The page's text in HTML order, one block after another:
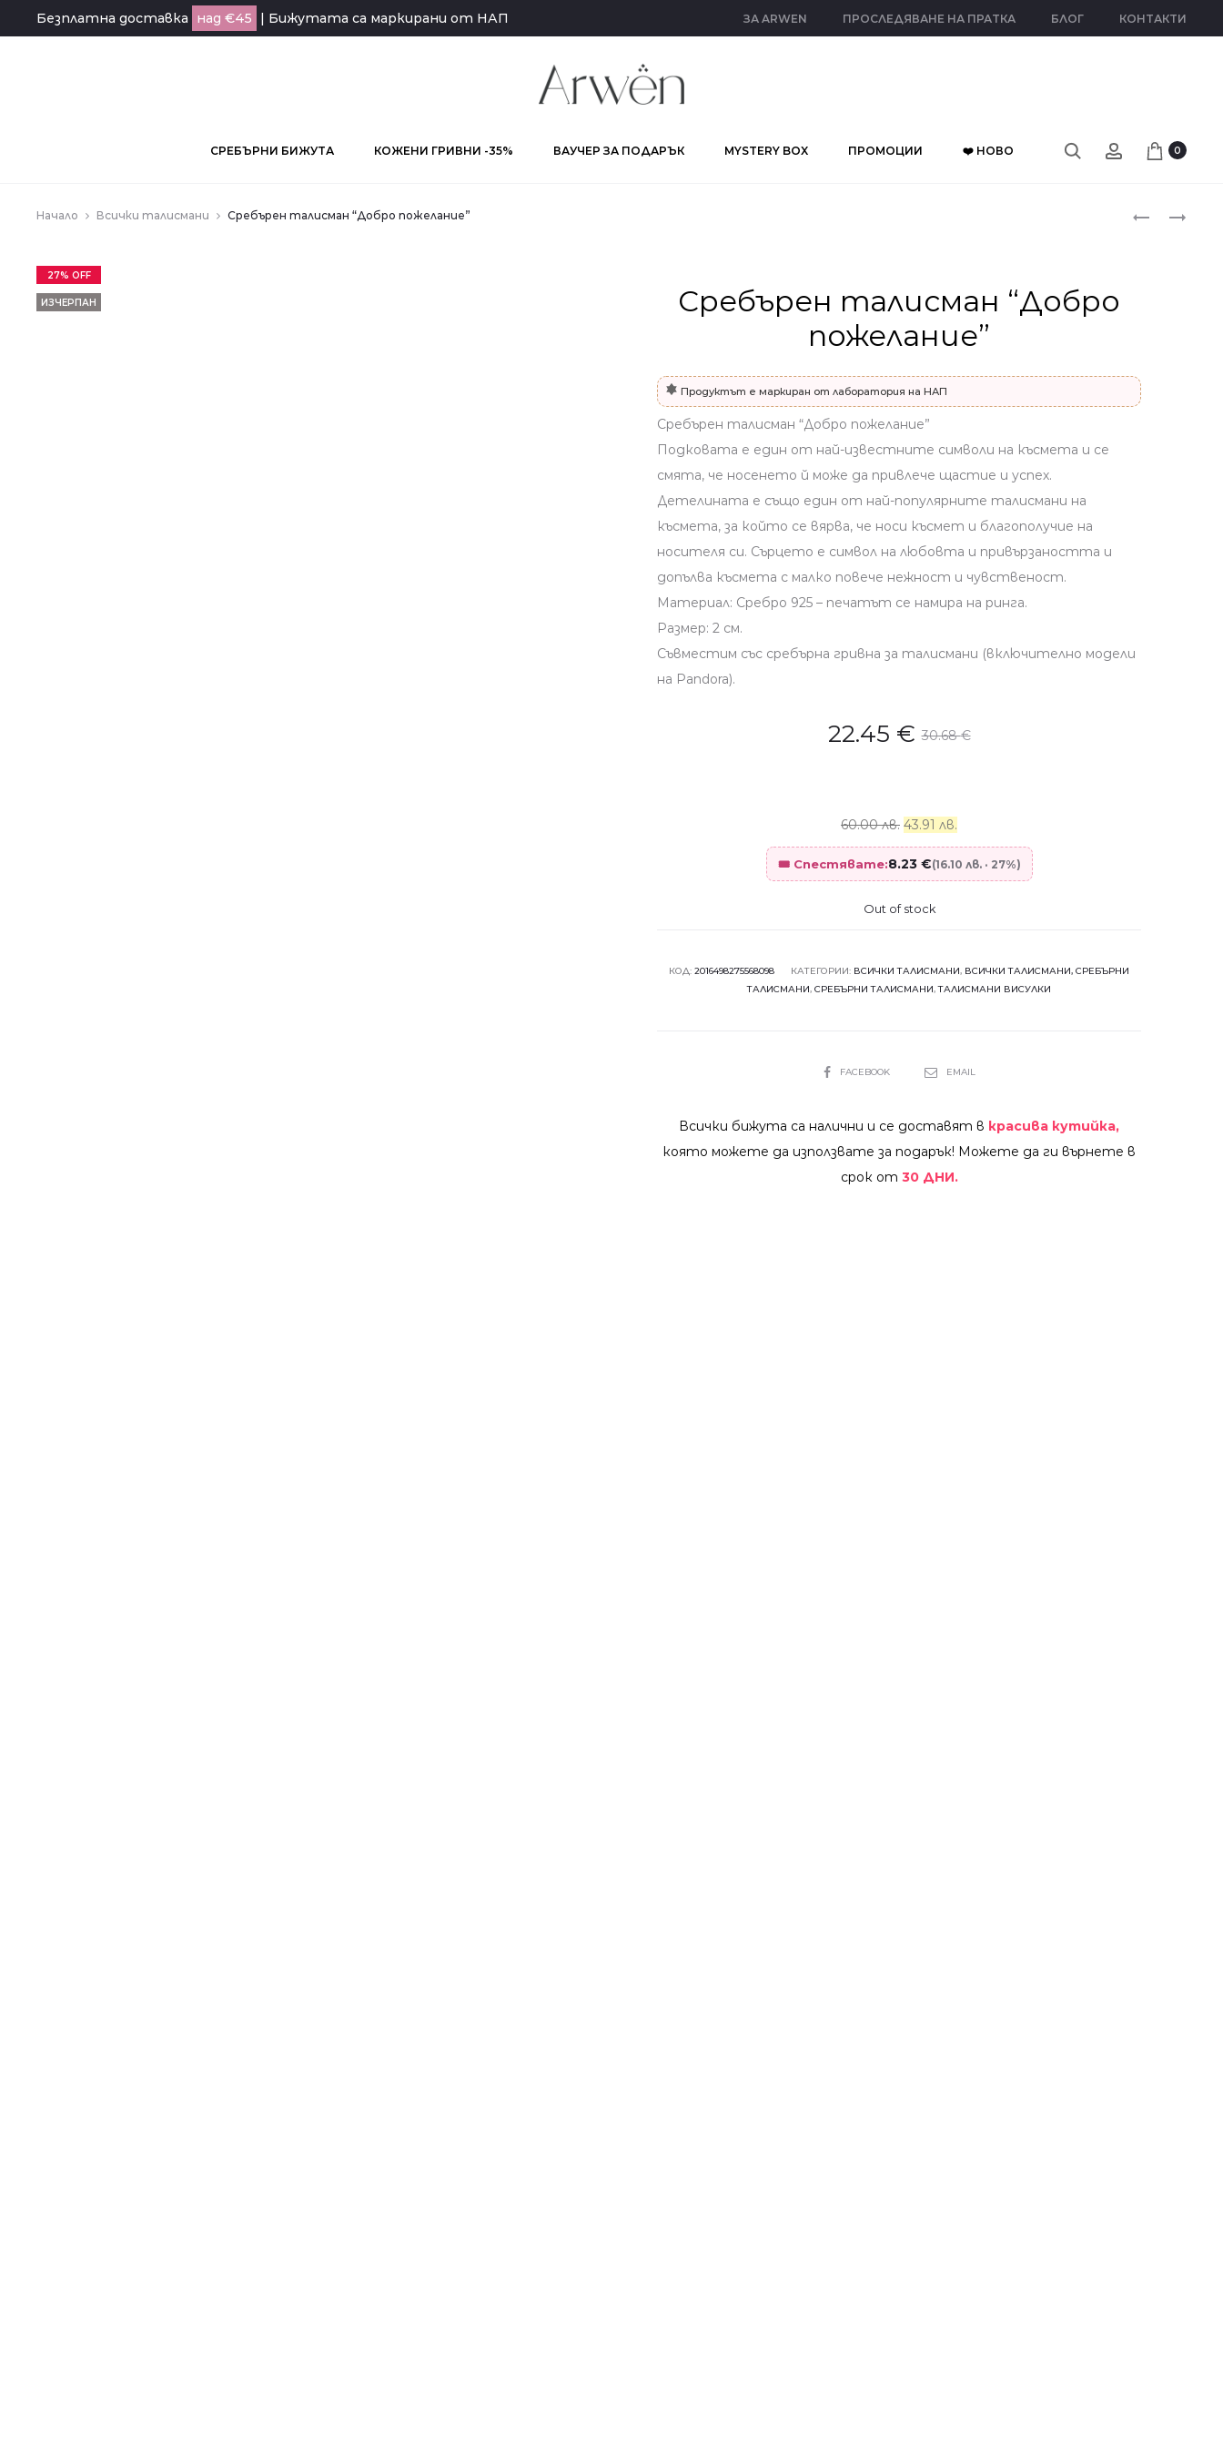
Безплатна доставка над €45 | Бижутата са маркирани от НАП ЗА ARWEN ПРОСЛЕДЯВАНЕ НА ПРАТКА БЛОГ КОНТАКТИ
СРЕБЪРНИ БИЖУТА КОЖЕНИ ГРИВНИ -35% ВАУЧЕР ЗА ПОДАРЪК MYSTERY BOX ПРОМОЦИИ ❤️ НОВО 0
СРЕБЪРЕН
СРЕБЪРЕН
Начало Всички талисмани Сребърен талисман “Добро пожелание”
27% OFF
ИЗЧЕРПАН
Сребърен талисман “Добро
пожелание”
Продуктът е маркиран от лаборатория на НАП
Сребърен талисман “Добро пожелание”
Подковата е един от най-известните символи на късмета и се
смята, че носенето й може да привлече щастие и успех.
Детелината е също един от най-популярните талисмани на
късмета, за който се вярва, че носи късмет и благополучие на
носителя си. Сърцето е символ на любовта и привързаността и
допълва късмета с малко повече нежност и чувственост.
Материал: Сребро 925 – печатът се намира на ринга.
Размер: 2 см.
Съвместим със сребърна гривна за талисмани (включително модели
на Pandora).
30.68€
22.45 €
60.00 лв. 43.91 лв.
🎟️ Спестявате:8.23 €(16.10 лв. · 27%)
Out of stock
КОД: 2016498275568098 КАТЕГОРИИ: ВСИЧКИ ТАЛИСМАНИ, ВСИЧКИ ТАЛИСМАНИ, СРЕБЪРНИ
ТАЛИСМАНИ, СРЕБЪРНИ ТАЛИСМАНИ,ТАЛИСМАНИ ВИСУЛКИ
SHAREFACEBOOK EMAIL
Всички бижута са налични и се доставят в красива кутийка,
която можете да използвате за подарък! Можете да ги върнете в
срок от 30 ДНИ.